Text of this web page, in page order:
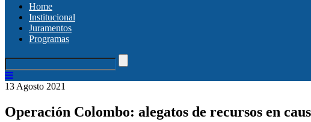
Home
Institucional
Juramentos
Programas
13 Agosto 2021
Operación Colombo: alegatos de recursos en